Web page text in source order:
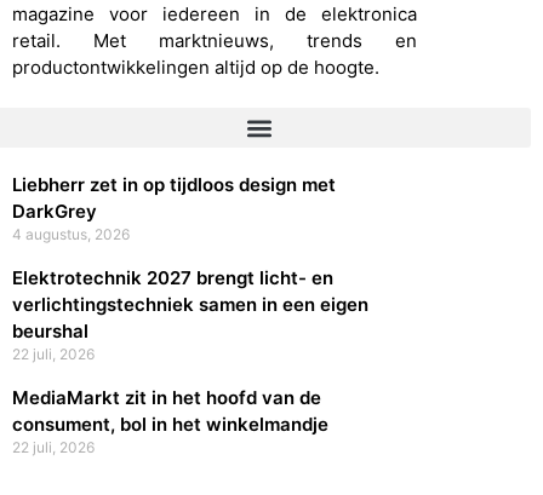
magazine voor iedereen in de elektronica
retail. Met marktnieuws, trends en
productontwikkelingen altijd op de hoogte.
Liebherr zet in op tijdloos design met
DarkGrey
4 augustus, 2026
Elektrotechnik 2027 brengt licht- en
verlichtingstechniek samen in een eigen
beurshal
22 juli, 2026
MediaMarkt zit in het hoofd van de
consument, bol in het winkelmandje
22 juli, 2026